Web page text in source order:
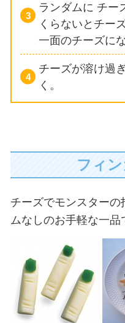
ランダムに チー
くらないとチー
一面のチーズに
チーズが溶け過
く。
フィ
チーズでモンスターの
ムなしのお手軽な一品